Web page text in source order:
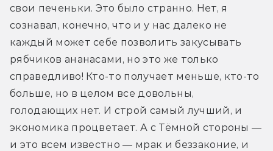
свои печеньки. Это было странно. Нет, я
сознавал, конечно, что и у нас далеко не
каждый может себе позволить закусывать
рябчиков ананасами, но это же только
справедливо! Кто-то получает меньше, кто-то
больше, но в целом все довольны,
голодающих нет. И строй самый лучший, и
экономика процветает. А с Тёмной стороны —
и это всем известно — мрак и беззаконие, и